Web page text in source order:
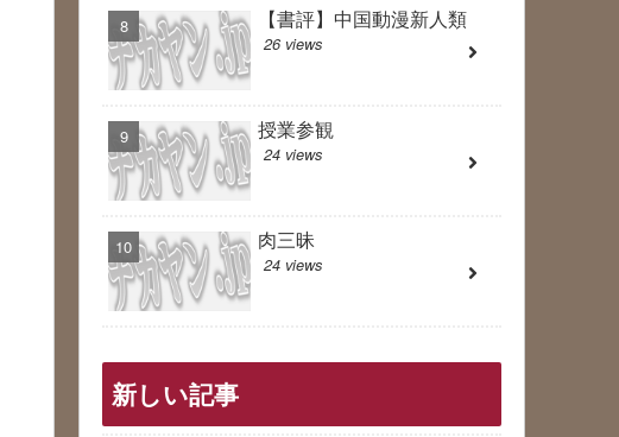
【書評】中国動漫新人類
26 views
授業参観
24 views
肉三昧
24 views
新しい記事